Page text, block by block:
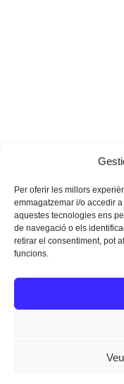
Per oferir les millors
emmagatzemar i/o accedir
aquestes tecnologies ens
de navegació o els
retirar el consentiment, pot
funcions.